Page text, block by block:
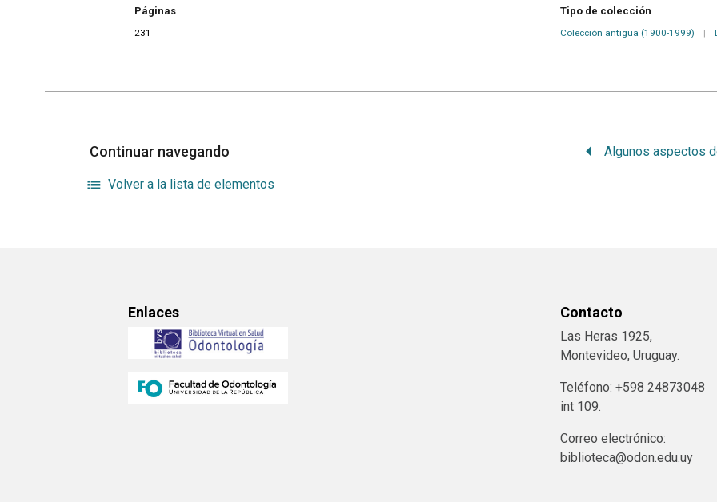
Páginas
231
Tipo de colección
Colección antigua (1900-1999) |
Continuar navegando
Volver a la lista de elementos
Enlaces Contacto
Las Heras 1925,
Montevideo, Uruguay.
Teléfono: +598 24873048
int 109.
Correo electrónico:
biblioteca@odon.edu.uy